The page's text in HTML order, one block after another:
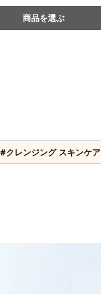
商品を選ぶ
#クレンジング スキンケア